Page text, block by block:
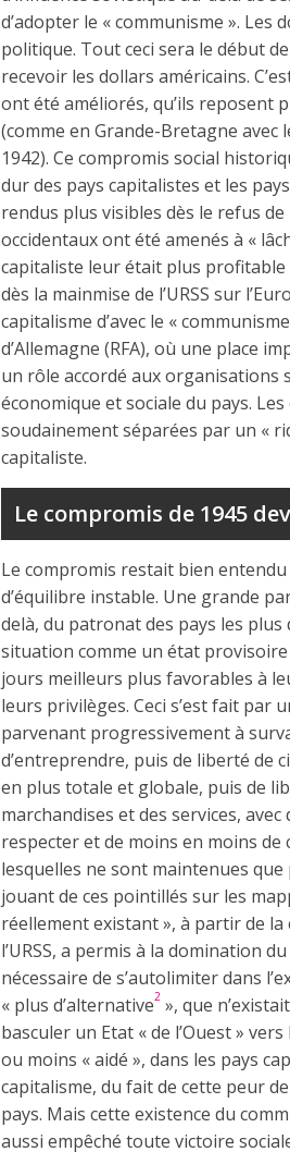
d’adopter le « communisme ».
politique. Tout ceci sera le début
recevoir les dollars américains.
ont été améliorés, qu’ils reposent
(comme en Grande-Bretagne
1942). Ce compromis social
dur des pays capitalistes et les
rendus plus visibles dès le refus de
occidentaux ont été amenés à «
capitaliste leur était plus
dès la mainmise de l’URSS sur
capitalisme d’avec le «
d’Allemagne (RFA), où une place
un rôle accordé aux organisations
économique et sociale du pays.
soudainement séparées par un «
capitaliste.
Le compromis de 1945
Le compromis restait bien
d’équilibre instable. Une grande
delà, du patronat des pays les
situation comme un état
jours meilleurs plus favorables à
leurs privilèges. Ceci s’est fait par
parvenant progressivement à
d’entreprendre, puis de liberté de
en plus totale et globale, puis de
marchandises et des services,
respecter et de moins en moins
lesquelles ne sont maintenues
jouant de ces pointillés sur les
réellement existant », à partir de
l’URSS, a permis à la domination
nécessaire de s’autolimiter dans
« plus d’alternative2 », que
basculer un Etat « de l’Ouest »
ou moins « aidé », dans les pays
capitalisme, du fait de cette peur
pays. Mais cette existence du
aussi empêché toute victoire